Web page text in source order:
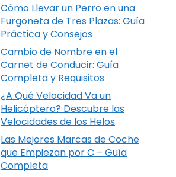
Cómo Llevar un Perro en una
Furgoneta de Tres Plazas: Guía
Práctica y Consejos
Cambio de Nombre en el
Carnet de Conducir: Guía
Completa y Requisitos
¿A Qué Velocidad Va un
Helicóptero? Descubre las
Velocidades de los Helos
Las Mejores Marcas de Coche
que Empiezan por C – Guía
Completa